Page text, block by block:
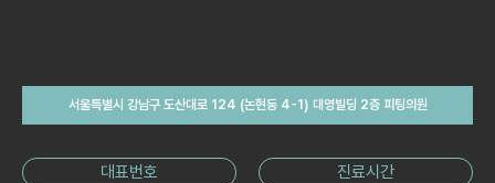
서울특별시 강남구 도산대로 124 (논현동 4-1) 대영빌딩 2층 피팅의원
대표번호 진료시간